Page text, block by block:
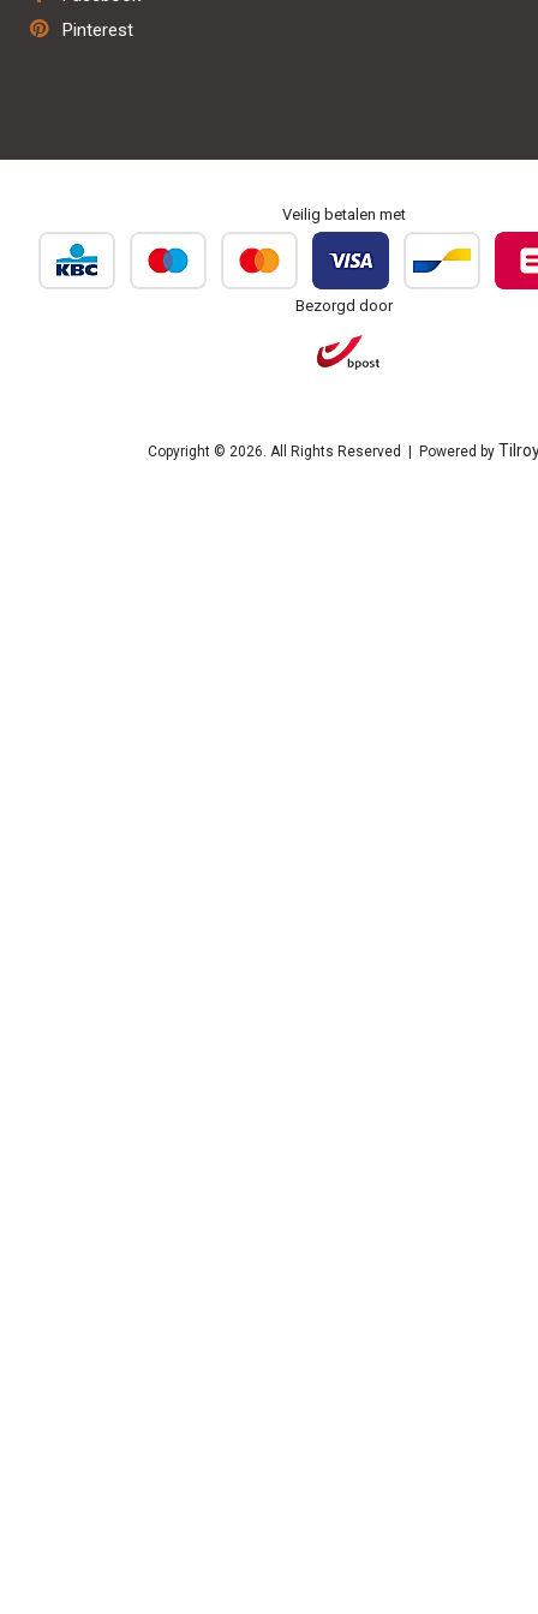
Herstel & onderhoud
Personaliseren & borduren
Pinterest
Veilig betalen met
Bezorgd door
Copyright © 2026. All Rights Reserved | Powered by